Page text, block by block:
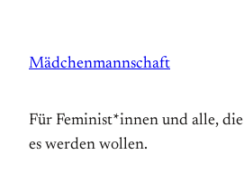
springen
Mädchenmannschaft
Für Feminist*innen und alle, die
es werden wollen.